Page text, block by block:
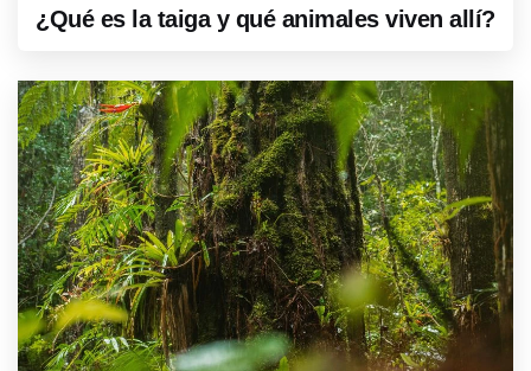
¿Qué es la taiga y qué animales viven allí?